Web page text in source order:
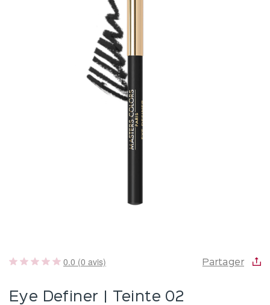
0.0 (0 avis) Partager
Eye Definer | Teinte 02